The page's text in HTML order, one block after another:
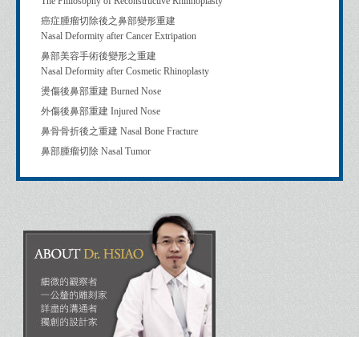
癌症腫瘤切除後之鼻部變形重建
Nasal Deformity after Cancer Extripation
鼻部美容手術後變形之重建
Nasal Deformity after Cosmetic Rhinoplasty
燙傷後鼻部重建 Burned Nose
外傷後鼻部重建 Injured Nose
鼻骨骨折後之重建 Nasal Bone Fracture
鼻部腫瘤切除 Nasal Tumor